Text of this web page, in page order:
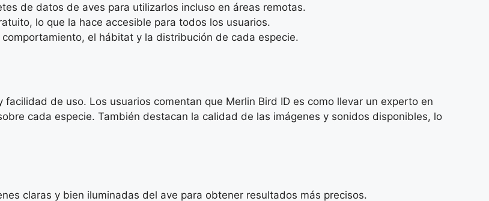
de datos de aves para utilizarlos incluso en áreas remotas.
lo que la hace accesible para todos los usuarios.
el hábitat y la distribución de cada especie.
de uso. Los usuarios comentan que Merlin Bird ID es como llevar un experto en
cada especie. También destacan la calidad de las imágenes y sonidos disponibles, lo
claras y bien iluminadas del ave para obtener resultados más precisos.